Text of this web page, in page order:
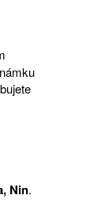
Nin.